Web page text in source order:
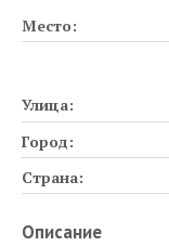
Место:
Улица:
Город:
Страна:
Описание